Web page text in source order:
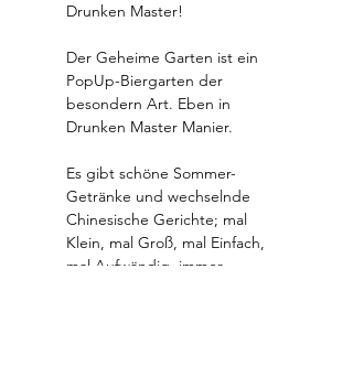
Drunken Master!
Der Geheime Garten ist ein
PopUp-Biergarten der
besondern Art. Eben in
Drunken Master Manier.
Es gibt schöne Sommer-
Getränke und wechselnde
Chinesische Gerichte; mal
Klein, mal Groß, mal Einfach,
mal Aufwändig, immer